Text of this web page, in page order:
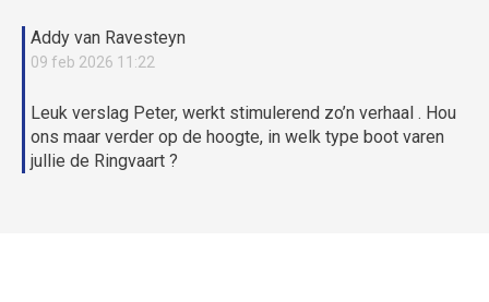
Addy van Ravesteyn
09 feb 2026 11:22
Leuk verslag Peter, werkt stimulerend zo’n verhaal . Hou
ons maar verder op de hoogte, in welk type boot varen
jullie de Ringvaart ?